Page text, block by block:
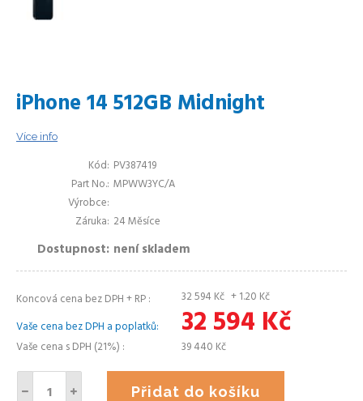
iPhone 14 512GB Midnight
Více info
Kód PV387419
Part No. MPWW3YC/A
Výrobce
Záruka 24 Měsíce
Dostupnost není skladem
Koncová cena bez DPH + RP 32 594 Kč + 1.20 Kč
Vaše cena bez DPH a poplatků
32 594 Kč
Vaše cena s DPH (21%) 39 440 Kč
Přidat do košíku